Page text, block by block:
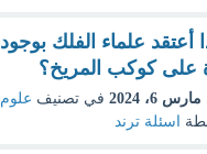
أعتقد علماء الفلك بوجود
على كوكب المريخ؟
مارس 6، 2024 في تصنيف علوم
اسئلة ترند